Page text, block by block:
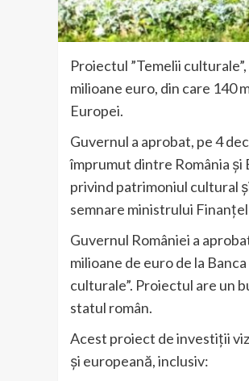
Proiectul ”Temelii
milioane euro, din care 140
Europei.
Guvernul a aprobat, pe 4
împrumut dintre România
privind patrimoniul cultural
semnare ministrului
Guvernul României a
milioane de euro de la
culturale”. Proiectul are un
statul român.
Acest proiect de investiții
și europeană, inclusiv: